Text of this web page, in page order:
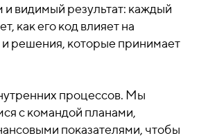
видимый результат: каждый
как его код влияет на
решения, которые принимает
процессов. Мы
с командой планами,
показателями, чтобы